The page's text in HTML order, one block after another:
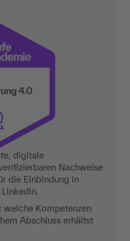
digitale
Nachweise
die Einbindung in
Kompetenzen
Abschluss erhältst